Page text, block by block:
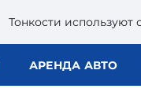
Тонкости используют
АРЕНДА АВТО